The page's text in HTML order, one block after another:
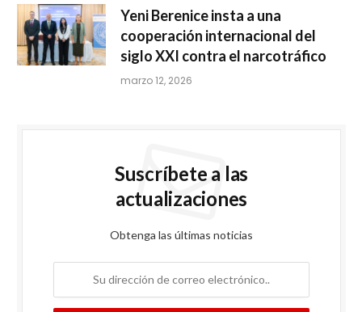
Yeni Berenice insta a una
cooperación internacional del
siglo XXI contra el narcotráfico
marzo 12, 2026
Suscríbete a las
actualizaciones
Obtenga las últimas noticias